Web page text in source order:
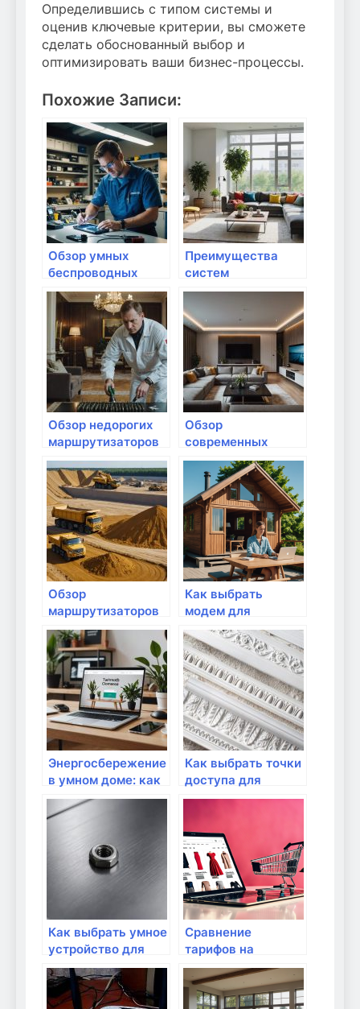
Определившись с типом системы и
оценив ключевые критерии, вы сможете
сделать обоснованный выбор и
оптимизировать ваши бизнес-процессы.
Похожие Записи:
Обзор умных
беспроводных
колонок: что
выбрать?
Преимущества
систем
кондиционирования
для вашего дома и
офиса
Обзор недорогих
маршрутизаторов
для дачи
Обзор
современных
стандартов Wi-Fi:
что выбрать?
Обзор
маршрутизаторов
с поддержкой
OpenWrt
Как выбрать
модем для
цифрового
телевидения?
Энергосбережение
в умном доме: как
выбрать
оборудование
Как выбрать точки
доступа для
больших
Как выбрать умное
устройство для
контроля Wi-Fi
Сравнение
тарифов на
интернет: какой
выбрать?